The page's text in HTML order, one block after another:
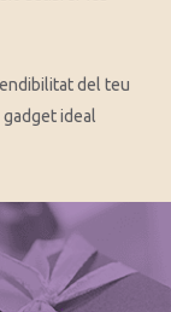
del teu
ideal